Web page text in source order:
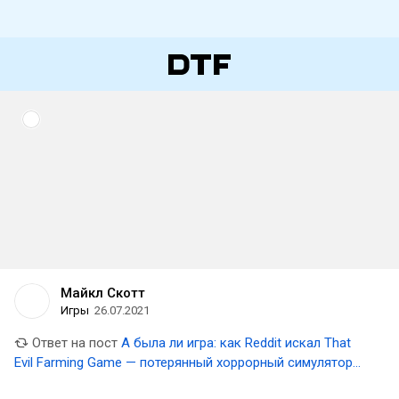
Майкл Скотт
Игры 26.07.2021
Ответ на пост А была ли игра: как Reddit искал That
Evil Farming Game — потерянный хоррорный симулятор